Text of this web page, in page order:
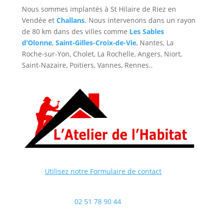
Nous sommes implantés à St Hilaire de Riez en
Vendée et Challans. Nous intervenons dans un rayon
de 80 km dans des villes comme Les Sables
d’Olonne, Saint-Gilles-Croix-de-Vie, Nantes, La
Roche-sur-Yon, Cholet, La Rochelle, Angers, Niort,
Saint-Nazaire, Poitiers, Vannes, Rennes..
Utilisez notre Formulaire de contact
02 51 78 90 44